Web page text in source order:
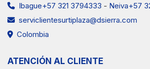
Ibague+57 321 3794333 - Neiva+57
serviclientesurtiplaza@dsierra.com
Colombia
ATENCIÓN AL CLIENTE